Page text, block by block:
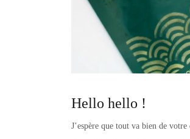
Hello hello !
J’espère que tout va bien de